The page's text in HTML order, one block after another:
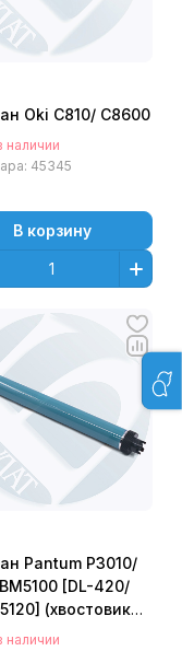
Oki С810/ C8600
наличии
45345
В корзину
Pantum P3010/
[DL-420/
(хвостовик
для совместиых
наличии